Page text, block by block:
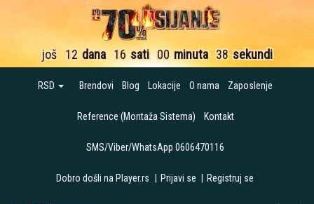
još 12 dana 16 sati 00 minuta 37 sekundi
RSD Brendovi Blog Lokacije O nama Zaposlenje
Reference (Montaža Sistema) Kontakt
SMS/Viber/WhatsApp 0606470116
Dobro došli na Player.rs Prijavi se Registruj se